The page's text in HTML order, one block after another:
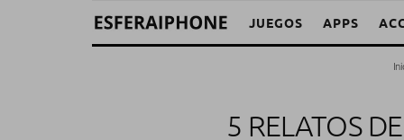
JUEGOS APPS
5 RELATOS